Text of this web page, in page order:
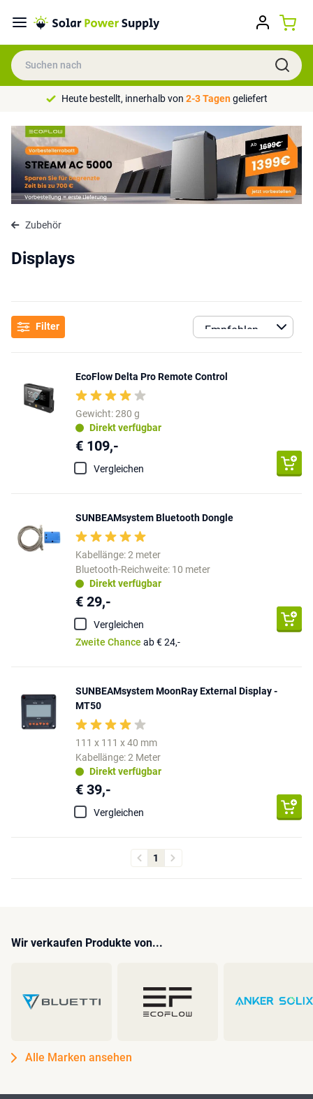
Heute bestellt, innerhalb von 2-3 Tagengeliefert
Zubehör
Displays
Filter
EcoFlow Delta Pro Remote Control
Gewicht: 280 g
Direkt verfügbar
€ 109,-
Vergleichen
SUNBEAMsystem Bluetooth Dongle
Kabellänge: 2 meter
Bluetooth-Reichweite: 10 meter
Direkt verfügbar
€ 29,-
Vergleichen
Zweite Chance ab € 24,-
SUNBEAMsystem MoonRay External Display -
MT50
111 x 111 x 40 mm
Kabellänge: 2 Meter
Direkt verfügbar
€ 39,-
Vergleichen
1
Wir verkaufen Produkte von...
Alle Marken ansehen